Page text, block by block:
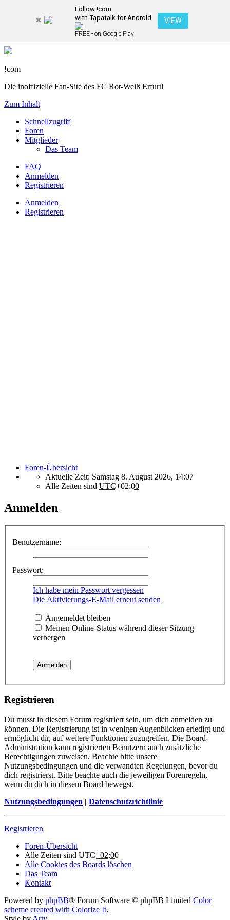
Follow !com
with Tapatalk for Android
FREE - on Google Play
VIEW
!com
Die inoffizielle Fan-Site des FC Rot-Weiß Erfurt!
Zum Inhalt
Schnellzugriff
Foren
Mitglieder
Das Team
FAQ
Anmelden
Registrieren
Anmelden
Registrieren
Foren-Übersicht
Aktuelle Zeit: Samstag 8. August 2026, 14:07
Alle Zeiten sind UTC+02:00
Anmelden
Benutzername:
Passwort:
Ich habe mein Passwort vergessen
Die Aktivierungs-E-Mail erneut senden
Angemeldet bleiben
Meinen Online-Status während dieser Sitzung
verbergen
Registrieren
Du musst in diesem Forum registriert sein, um dich anmelden zu
können. Die Registrierung ist in wenigen Augenblicken erledigt und
ermöglicht dir, auf weitere Funktionen zuzugreifen. Die Board-
Administration kann registrierten Benutzern auch zusätzliche
Berechtigungen zuweisen. Beachte bitte unsere
Nutzungsbedingungen und die verwandten Regelungen, bevor du
dich registrierst. Bitte beachte auch die jeweiligen Forenregeln,
wenn du dich in diesem Board bewegst.
Nutzungsbedingungen | Datenschutzrichtlinie
Registrieren
Foren-Übersicht
Alle Zeiten sind UTC+02:00
Alle Cookies des Boards löschen
Das Team
Kontakt
Powered by phpBB® Forum Software © phpBB Limited Color
scheme created with Colorize It.